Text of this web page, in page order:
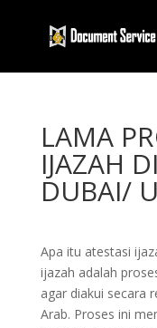
LAMA
IJAZAH
DUBAI/
Apa itu atestasi
ijazah adalah
agar diakui secara
Arab. Proses ini